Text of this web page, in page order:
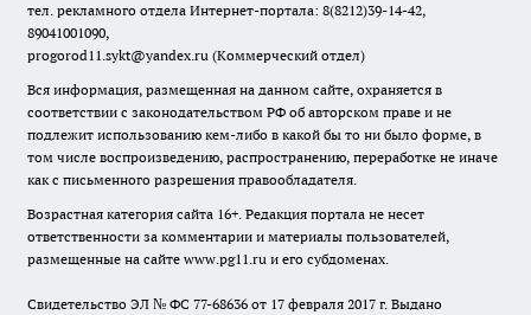
тел. рекламного отдела Интернет-портала: 8(8212)39-14-42,
89041001090,
progorod11.sykt@yandex.ru (Коммерческий отдел)
Вся информация, размещенная на данном сайте, охраняется в
соответствии с законодательством РФ об авторском праве и не
подлежит использованию кем-либо в какой бы то ни было форме, в
том числе воспроизведению, распространению, переработке не иначе
как с письменного разрешения правообладателя.
Возрастная категория сайта 16+. Редакция портала не несет
ответственности за комментарии и материалы пользователей,
размещенные на сайте www.pg11.ru и его субдоменах.
Свидетельство ЭЛ № ФС 77-68636 от 17 февраля 2017 г. Выдано